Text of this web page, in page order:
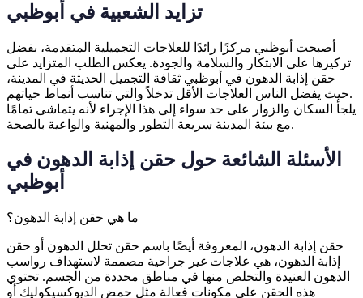
تزايد الشعبية في أبوظبي
أصبحت أبوظبي مركزًا رائدًا للعلاجات التجميلية المتقدمة، بفضل
تركيزها على الابتكار والسلامة والجودة. يعكس الطلب المتزايد على
حقن إذابة الدهون في أبوظبي ثقافة التجميل الحديثة في المدينة،
حيث يفضل الناس العلاجات الأقل تدخلاً والتي تناسب أنماط حياتهم.
يلجأ السكان والزوار على حد سواء إلى هذا الإجراء لأنه يتماشى تمامًا
مع بيئة المدينة سريعة التطور والمهنية والواعية بالصحة.
الأسئلة الشائعة حول حقن إذابة الدهون في
أبوظبي
ما هي حقن إذابة الدهون؟
حقن إذابة الدهون، المعروفة أيضًا باسم حقن تحلل الدهون أو حقن
إذابة الدهون، هي علاجات غير جراحية مصممة لاستهداف رواسب
الدهون العنيدة والتخلص منها في مناطق محددة من الجسم. تحتوي
هذه الحقن على مكونات فعالة مثل حمض الديوكسيكوليك أو